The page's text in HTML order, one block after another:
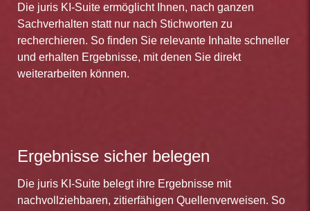
Die juris KI-Suite ermöglicht Ihnen, nach ganzen
Sachverhalten statt nur nach Stichworten zu
recherchieren. So finden Sie relevante Inhalte schneller
und erhalten Ergebnisse, mit denen Sie direkt
weiterarbeiten können.
Ergebnisse sicher belegen
Die juris KI-Suite belegt ihre Ergebnisse mit
nachvollziehbaren, zitierfähigen Quellenverweisen. So